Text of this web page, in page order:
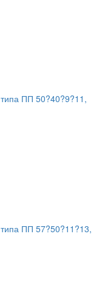
ПП 50?40?9?11,
ПП 57?50?11?13,